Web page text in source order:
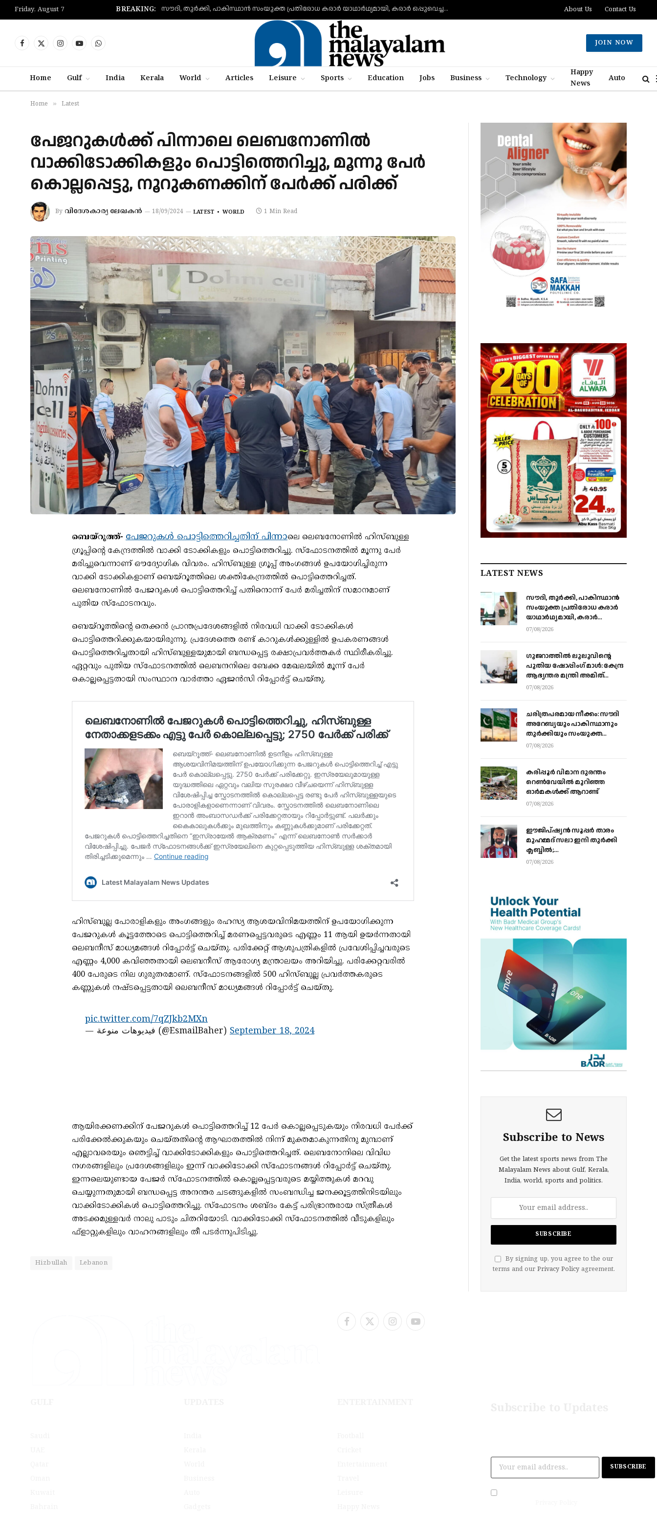
Friday, August 7 BREAKING: സൗദി, തുര്‍ക്കി, പാകിസ്ഥാന്‍ സംയുക്ത പ്രതിരോധ കരാര്‍ യാഥാര്‍ഥ്യമായി, കരാര്‍ ഒപ്പുവെച്ചത് വിശുദ്ധ ഹറമിന്റെ ചാരത്ത് About Us Contact Us
Facebook
X
InstagramYouTubeWhatsApp
JOIN NOW
Home Gulf India Kerala World Articles Leisure Sports Education Jobs Business Technology
Happy
News
Auto
Home » Latest
പേജറുകൾക്ക് പിന്നാലെ ലെബനോണിൽ
വാക്കിടോക്കികളും പൊട്ടിത്തെറിച്ചു, മൂന്നു പേർ
കൊല്ലപ്പെട്ടു, നൂറുകണക്കിന് പേർക്ക് പരിക്ക്
By വിദേശകാര്യ ലേഖകൻ 18/09/2024 LATEST WORLD 1 Min Read
ബെയ്റൂത്ത്- പേജറുകൾ പൊട്ടിത്തെറിച്ചതിന് പിന്നാലെ ലെബനോണിൽ ഹിസ്ബുള്ള
ഗ്രൂപ്പിന്റെ കേന്ദ്രത്തിൽ വാക്കി ടോക്കികളും പൊട്ടിത്തെറിച്ചു. സ്ഫോടനത്തിൽ മൂന്നു പേർ
മരിച്ചുവെന്നാണ് ഔദ്യോഗിക വിവരം. ഹിസ്ബുള്ള ഗ്രൂപ്പ് അംഗങ്ങൾ ഉപയോഗിച്ചിരുന്ന
വാക്കി ടോക്കികളാണ് ബെയ്റൂത്തിലെ ശക്തികേന്ദ്രത്തിൽ പൊട്ടിത്തെറിച്ചത്.
ലെബനോണിൽ പേജറുകൾ പൊട്ടിത്തെറിച്ച് പതിനൊന്ന് പേർ മരിച്ചതിന് സമാനമാണ്
പുതിയ സ്ഫോടനവും.
ബെയ്‌റൂത്തിന്റെ തെക്കൻ പ്രാന്തപ്രദേശങ്ങളിൽ നിരവധി വാക്കി ടോക്കികൾ
പൊട്ടിത്തെറിക്കുകയായിരുന്നു. പ്രദേശത്തെ രണ്ട് കാറുകൾക്കുള്ളിൽ ഉപകരണങ്ങൾ
പൊട്ടിത്തെറിച്ചതായി ഹിസ്ബുള്ളയുമായി ബന്ധപ്പെട്ട രക്ഷാപ്രവർത്തകർ സ്ഥിരീകരിച്ചു.
ഏറ്റവും പുതിയ സ്ഫോടനത്തിൽ ലെബനനിലെ ബേക്ക മേഖലയിൽ മൂന്ന് പേർ
കൊല്ലപ്പെട്ടതായി സംസ്ഥാന വാർത്താ ഏജൻസി റിപ്പോർട്ട് ചെയ്തു.
ഹിസ്ബുല്ല പോരാളികളും അംഗങ്ങളും രഹസ്യ ആശയവിനിമയത്തിന് ഉപയോഗിക്കുന്ന
പേജറുകള്‍ കൂട്ടത്തോടെ പൊട്ടിത്തെറിച്ച് മരണപ്പെട്ടവരുടെ എണ്ണം 11 ആയി ഉയര്‍ന്നതായി
ലെബനീസ് മാധ്യമങ്ങള്‍ റിപ്പോര്‍ട്ട് ചെയ്തു. പരിക്കേറ്റ് ആശുപത്രികളില്‍ പ്രവേശിപ്പിച്ചവരുടെ
എണ്ണം 4,000 കവിഞ്ഞതായി ലെബനീസ് ആരോഗ്യ മന്ത്രാലയം അറിയിച്ചു. പരിക്കേറ്റവരില്‍
400 പേരുടെ നില ഗുരുതരമാണ്. സ്‌ഫോടനങ്ങളില്‍ 500 ഹിസ്ബുല്ല പ്രവര്‍ത്തകരുടെ
കണ്ണുകള്‍ നഷ്ടപ്പെട്ടതായി ലെബനീസ് മാധ്യമങ്ങള്‍ റിപ്പോര്‍ട്ട് ചെയ്തു.
pic.twitter.com/7qZJkb2MXn
— فيديوهات منوعة (@EsmailBaher)September 18, 2024
ആയിരക്കണക്കിന് പേജറുകള്‍ പൊട്ടിത്തെറിച്ച് 12 പേര്‍ കൊല്ലപ്പെടുകയും നിരവധി പേര്‍ക്ക്
പരിക്കേല്‍ക്കുകയും ചെയ്തതിന്റെ ആഘാതത്തില്‍ നിന്ന് മുക്തമാകുന്നതിനു മുമ്പാണ്
എല്ലാവരെയും ഞെട്ടിച്ച് വാക്കിടോക്കികളും പൊട്ടിത്തെറിച്ചത്. ലെബനോനിലെ വിവിധ
നഗരങ്ങളിലും പ്രദേശങ്ങളിലും ഇന്ന് വാക്കിടോക്കി സ്‌ഫോടനങ്ങള്‍ റിപ്പോര്‍ട്ട് ചെയ്തു.
ഇന്നലെയുണ്ടായ പേജര്‍ സ്‌ഫോടനത്തില്‍ കൊല്ലപ്പെട്ടവരുടെ മയ്യിത്തുകള്‍ മറവു
ചെയ്യുന്നതുമായി ബന്ധപ്പെട്ട അനന്തര ചടങ്ങുകളില്‍ സംബന്ധിച്ച ജനക്കൂട്ടത്തിനിടയിലും
വാക്കിടോക്കികള്‍ പൊട്ടിത്തെറിച്ചു. സ്‌ഫോടനം ശബ്ദം കേട്ട് പരിഭ്രാന്തരായ സ്ത്രീകള്‍
അടക്കമുള്ളവര്‍ നാലു പാടും ചിതറിയോടി. വാക്കിടോക്കി സ്‌ഫോടനത്തില്‍ വീടുകളിലും
ഫ്‌ളാറ്റുകളിലും വാഹനങ്ങളിലും തീ പടര്‍ന്നുപിടിച്ചു.
Hizbullah Lebanon
LATEST NEWS
സൗദി, തുര്‍ക്കി, പാകിസ്ഥാന്‍
സംയുക്ത പ്രതിരോധ കരാര്‍
യാഥാര്‍ഥ്യമായി, കരാര്‍
ഒപ്പുവെച്ചത് വിശുദ്ധ ഹറമിന്റെ
07/08/2026
ഗുജറാത്തിൽ ലുലുവിന്റെ
പുതിയ ഷോപ്പിംഗ് മാൾ: കേന്ദ്ര
ആഭ്യന്തര മന്ത്രി അമിത്
ഷായുമായി കൂടിക്കാഴ്ച
07/08/2026
ചരിത്രപരമായ നീക്കം: സൗദി
അറേബ്യയും പാകിസ്ഥാനും
തുർക്കിയും സംയുക്ത
പ്രതിരോധ കരാറിൽ
07/08/2026
കരിപ്പൂര്‍ വിമാന ദുരന്തം
റെണ്‍വേയില്‍ മുറിഞ്ഞ
ഓര്‍മകള്‍ക്ക് ആറാണ്ട്
07/08/2026
ഈജിപ്ഷ്യന്‍ സൂപ്പര്‍ താരം
മുഹമ്മദ് സലാ ഇനി തുര്‍ക്കി
ക്ലബ്ബില്‍;
ട്രാബ്‌സണ്‍സ്‌പോറിലെ കരാര്‍
07/08/2026
Subscribe to News
Get the latest sports news from The
Malayalam News about Gulf, Kerala,
India, world, sports and politics.
By signing up, you agree to the our
terms and our Privacy Policyagreement.
Facebook
X
InstagramYouTube